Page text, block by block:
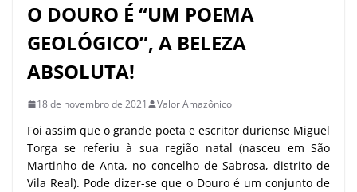
O DOURO É “UM POEMA
GEOLÓGICO”, A BELEZA
ABSOLUTA!
18 de novembro de 2021 Valor Amazônico
Foi assim que o grande poeta e escritor duriense Miguel
Torga se referiu à sua região natal (nasceu em São
Martinho de Anta, no concelho de Sabrosa, distrito de
Vila Real). Pode dizer-se que o Douro é um conjunto de